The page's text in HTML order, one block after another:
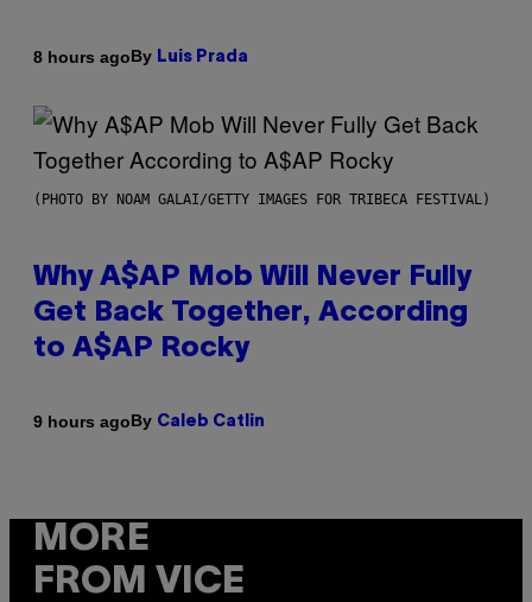
8 hours agoBy Luis Prada
(PHOTO BY NOAM GALAI/GETTY IMAGES FOR TRIBECA FESTIVAL)
Why A$AP Mob Will Never Fully
Get Back Together, According
to A$AP Rocky
9 hours agoBy Caleb Catlin
MORE
FROM VICE